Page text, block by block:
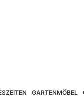
GARTENMÖBEL